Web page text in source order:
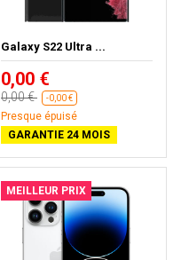
Galaxy S22 Ultra ...
0,00 €
0,00 € -0,00 €
Presque épuisé
GARANTIE 24 MOIS
MEILLEUR PRIX